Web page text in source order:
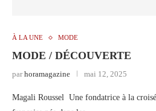
À LA UNE MODE
MODE / DÉCOUVERTE
parhoramagazine mai 12, 2025
Magali Roussel Une fondatrice à la